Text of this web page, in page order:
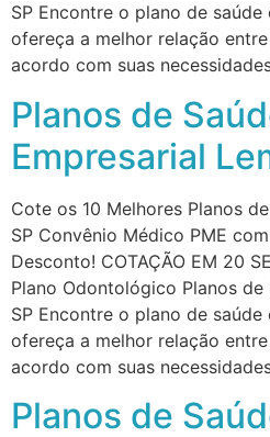
SP Encontre o plano de
ofereça a melhor relação
acordo com suas
Planos de
Empresarial
Cote os 10 Melhores Planos
SP Convênio Médico PME
Desconto! COTAÇÃO EM 20
Plano Odontológico Planos de
SP Encontre o plano de saúde
ofereça a melhor relação
acordo com suas
Planos de